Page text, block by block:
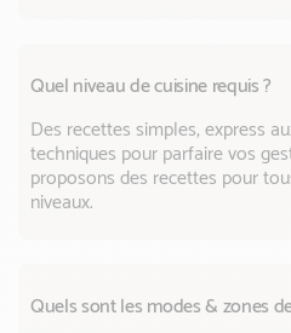
Quel niveau de cuisine requis ?
Des recettes simples, express
techniques pour parfaire vos
proposons des recettes pour
niveaux.
Quels sont les modes & zones